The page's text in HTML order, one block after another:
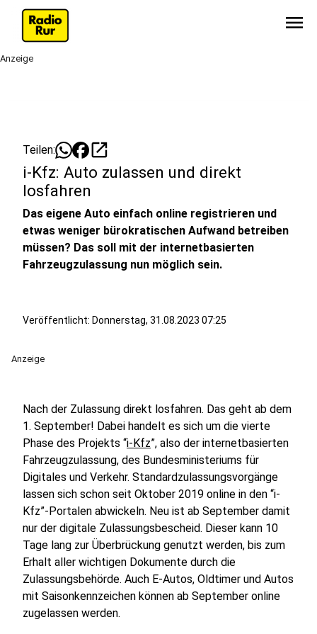
menu
Anzeige
Teilen: open_in_new
i-Kfz: Auto zulassen und direkt
losfahren
Das eigene Auto einfach online registrieren und
etwas weniger bürokratischen Aufwand betreiben
müssen? Das soll mit der internetbasierten
Fahrzeugzulassung nun möglich sein.
Veröffentlicht: Donnerstag, 31.08.2023 07:25
Anzeige
Nach der Zulassung direkt losfahren. Das geht ab dem
1. September! Dabei handelt es sich um die vierte
Phase des Projekts “i-Kfz”, also der internetbasierten
Fahrzeugzulassung, des Bundesministeriums für
Digitales und Verkehr. Standardzulassungsvorgänge
lassen sich schon seit Oktober 2019 online in den “i-
Kfz”-Portalen abwickeln. Neu ist ab September damit
nur der digitale Zulassungsbescheid. Dieser kann 10
Tage lang zur Überbrückung genutzt werden, bis zum
Erhalt aller wichtigen Dokumente durch die
Zulassungsbehörde. Auch E-Autos, Oldtimer und Autos
mit Saisonkennzeichen können ab September online
zugelassen werden.